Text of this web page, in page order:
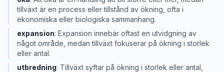
tillväxt är en process eller tillstånd av ökning, ofta i
ekonomiska eller biologiska sammanhang.
expansion: Expansion innebär oftast en utvidgning av
något område, medan tillväxt fokuserar på ökning i storlek
eller antal.
utbredning: Tillväxt syftar på ökning i storlek eller antal,